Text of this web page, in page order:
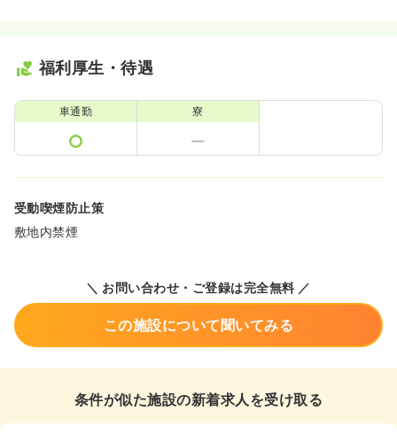
福利厚生・待遇
車通勤 寮
受動喫煙防止策
敷地内禁煙
＼ お問い合わせ・ご登録は完全無料 ／
この施設について聞いてみる
条件が似た施設の新着求人を受け取る